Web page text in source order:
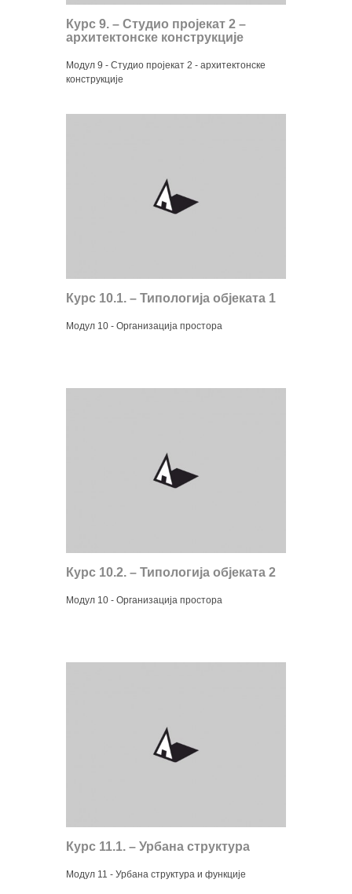
Курс 9. – Студио пројекат 2 –
архитектонске конструкције
Модул 9 - Студио пројекат 2 - архитектонске
конструкције
Курс 10.1. – Типологија објеката 1
Модул 10 - Организација простора
Курс 10.2. – Типологија објеката 2
Модул 10 - Организација простора
Курс 11.1. – Урбана структура
Модул 11 - Урбана структура и функције